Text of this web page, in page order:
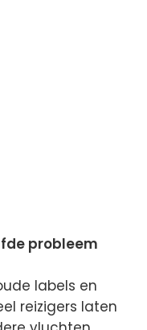
probleem
labels en
reizigers laten